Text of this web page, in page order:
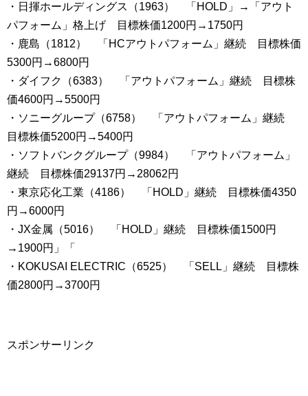
・日揮ホールディングス（1963） 「HOLD」→「アウト
パフォーム」格上げ 目標株価1200円→1750円
・鹿島（1812） 「HCアウトパフォーム」継続 目標株価
5300円→6800円
・ダイフク（6383） 「アウトパフォーム」継続 目標株
価4600円→5500円
・ソニーグループ（6758） 「アウトパフォーム」継続
目標株価5200円→5400円
・ソフトバンクグループ（9984） 「アウトパフォーム」
継続 目標株価29137円→28062円
・東京応化工業（4186） 「HOLD」継続 目標株価4350
円→6000円
・JX金属（5016） 「HOLD」継続 目標株価1500円
→1900円」「
・KOKUSAI ELECTRIC（6525） 「SELL」継続 目標株
価2800円→3700円
スポンサーリンク